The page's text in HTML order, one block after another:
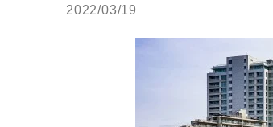
2022/03/19